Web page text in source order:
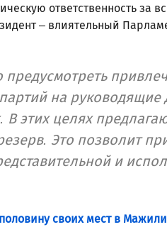
ответственность за
– влиятельный
на руководящие
В этих целях
Это позволит
и
своих мест в